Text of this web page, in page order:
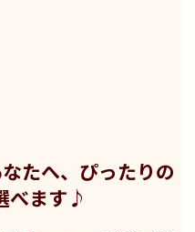
たへ、ぴったりの
べます♪